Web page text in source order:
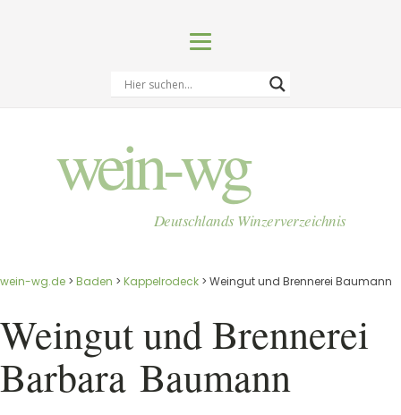
wein-wg
Deutschlands Winzerverzeichnis
wein-wg.de > Baden > Kappelrodeck > Weingut und Brennerei Baumann
Weingut und Brennerei
Barbara Baumann